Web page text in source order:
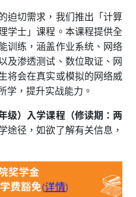
迫切需求，我们推出「计算
学士」课程。本课程提供全
训练，涵盖作业系统、网络
及渗透测试、数位取证、网
将会在真实或模拟的网络威
学，提升实战能力。
级）入学课程（修读期：两
途径，如欲了解有关信息，